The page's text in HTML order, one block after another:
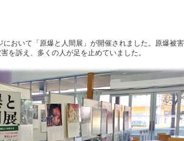
おいて「原爆と人間展」が開催されました。原爆被
を訴え、多くの人が足を止めていました。